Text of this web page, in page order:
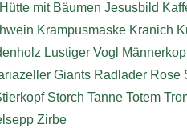
Hütte mit Bäumen Jesusbild
Krampusmaske Kranich
Lustiger Vogl
Giants Radlader Rose
Storch Tanne Totem
Zirbe